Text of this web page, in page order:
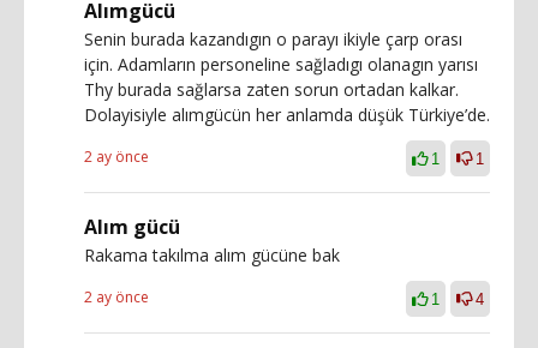
Alımgücü
Senin burada kazandıgın o parayı ikiyle çarp orası
için. Adamların personeline sağladıgı olanagın yarısı
Thy burada sağlarsa zaten sorun ortadan kalkar.
Dolayisiyle alımgücün her anlamda düşük Türkiye’de.
2 ay önce 1 1
Alım gücü
Rakama takılma alım gücüne bak
2 ay önce 1 4